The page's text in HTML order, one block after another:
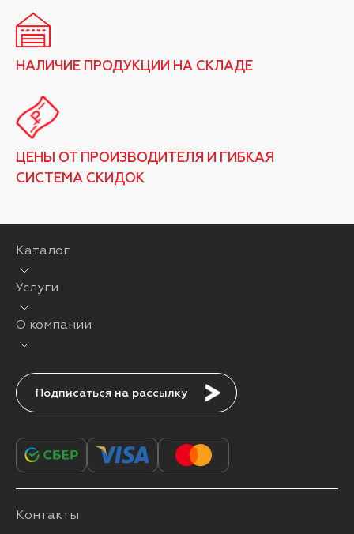
НАЛИЧИЕ ПРОДУКЦИИ НА СКЛАДЕ
ЦЕНЫ ОТ ПРОИЗВОДИТЕЛЯ И ГИБКАЯ
СИСТЕМА СКИДОК
Каталог
Услуги
О компании
Подписаться
Контакты